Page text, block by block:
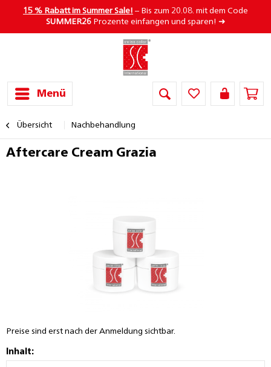
15 % Rabatt im Summer Sale! – Bis zum 20.08. mit dem Code
SUMMER26Prozente einfangen und sparen! ➜
Menü
Übersicht Nachbehandlung
Aftercare Cream Grazia
Preise sind erst nach der Anmeldung sichtbar.
Inhalt: